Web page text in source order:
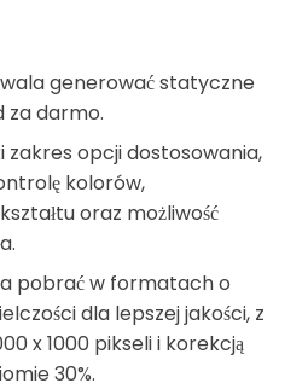
generować statyczne
za darmo.
zakres opcji dostosowania,
kolorów,
oraz możliwość
pobrać w formatach o
dla lepszej jakości, z
x 1000 pikseli i korekcją
30%.